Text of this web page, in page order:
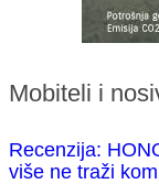
Mobiteli i
Recenzija:
više ne traži